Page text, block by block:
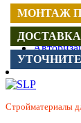
Cтройматериалы
МОНТАЖ